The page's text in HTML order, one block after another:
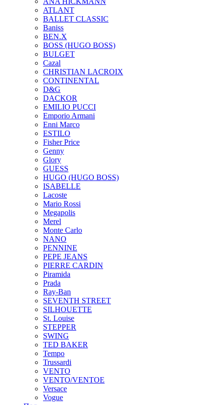
ATLANT
BALLET CLASSIC
Baniss
BEN.X
BOSS (HUGO BOSS)
BULGET
Cazal
CHRISTIAN LACROIX
CONTINENTAL
D&G
DACKOR
EMILIO PUCCI
Emporio Armani
Enni Marco
ESTILO
Fisher Price
Genny
Glory
GUESS
HUGO (HUGO BOSS)
ISABELLE
Lacoste
Mario Rossi
Megapolis
Merel
Monte Carlo
NANO
PENNINE
PEPE JEANS
PIERRE CARDIN
Piramida
Prada
Ray-Ban
SEVENTH STREET
SILHOUETTE
St. Louise
STEPPER
SWING
TED BAKER
Tempo
Trussardi
VENTO
VENTO/VENTOE
Versace
Vogue